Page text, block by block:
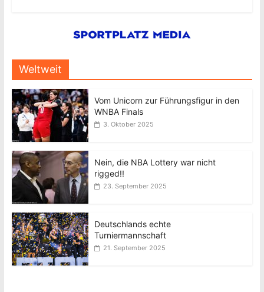
Weltweit
Vom Unicorn zur Führungsfigur in den
WNBA Finals
3. Oktober 2025
Nein, die NBA Lottery war nicht
rigged!!
23. September 2025
Deutschlands echte
Turniermannschaft
21. September 2025